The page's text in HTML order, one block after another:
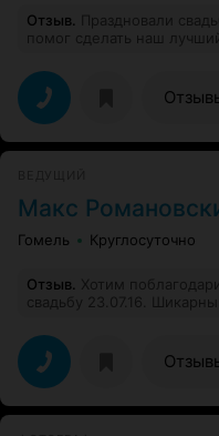
Отзыв.
Праздновали
помог сделать наш
Весело, организованно и
Андрей.
Mакс
Гомель Круглосуточно
Отзыв.
Хотим
свадьбу 23.07.16.
было очень